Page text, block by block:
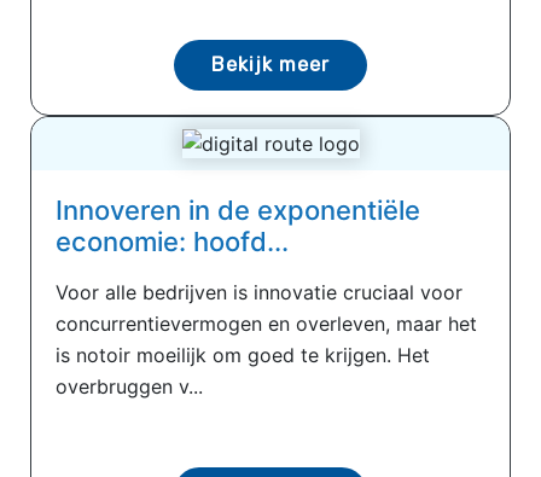
Bekijk meer
Innoveren in de exponentiële
economie: hoofd...
Voor alle bedrijven is innovatie cruciaal voor
concurrentievermogen en overleven, maar het
is notoir moeilijk om goed te krijgen. Het
overbruggen v...